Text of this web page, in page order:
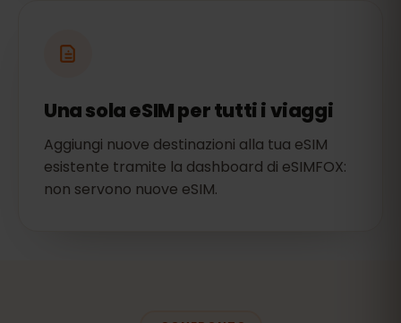
Una sola eSIM per tutti i viaggi
Aggiungi nuove destinazioni alla tua eSIM
esistente tramite la dashboard di eSIMFOX:
non servono nuove eSIM.